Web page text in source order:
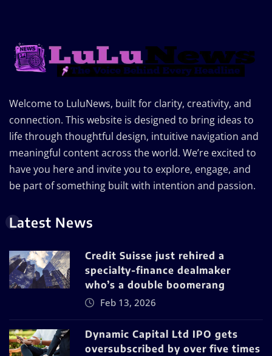
Welcome to LuluNews, built for clarity, creativity, and
connection. This website is designed to bring ideas to
life through thoughtful design, intuitive navigation and
meaningful content across the world. We’re excited to
have you here and invite you to explore, engage, and
be part of something built with intention and passion.
Latest News
Credit Suisse just rehired a
specialty-finance dealmaker
who’s a double boomerang
Feb 13, 2026
Dynamic Capital Ltd IPO gets
oversubscribed by over five times